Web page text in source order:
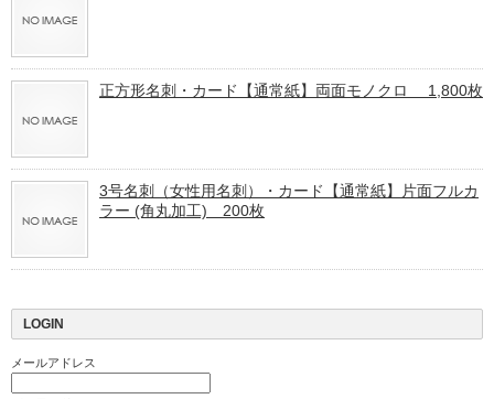
正方形名刺・カード【通常紙】両面モノクロ 1,800枚
3号名刺（女性用名刺）・カード【通常紙】片面フルカ
ラー (角丸加工) 200枚
LOGIN
メールアドレス